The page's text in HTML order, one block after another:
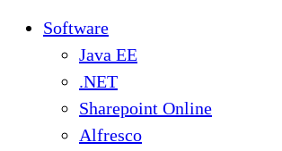
Software
Java EE
.NET
Sharepoint Online
Alfresco